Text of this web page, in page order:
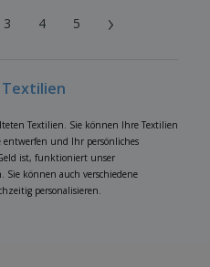
3 4 5 ›
Textilien
Textilien. Sie können Ihre Textilien
entwerfen und Ihr persönliches
ist, funktioniert unser
Sie können auch verschiedene
personalisieren.